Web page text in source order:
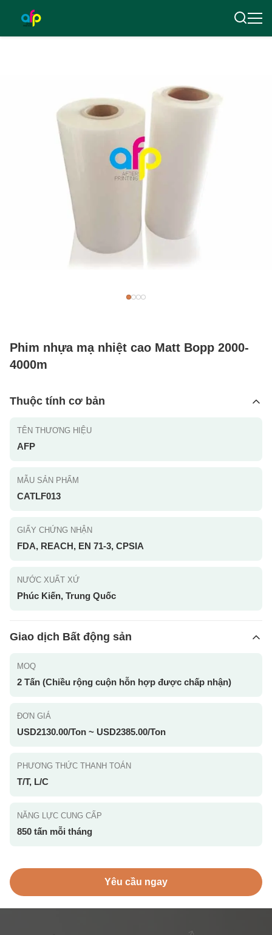
Phim nhựa mạ nhiệt cao Matt Bopp 2000-
4000m
Thuộc tính cơ bản
TÊN THƯƠNG HIỆU
AFP
MẪU SẢN PHẨM
CATLF013
GIẤY CHỨNG NHẬN
FDA, REACH, EN 71-3, CPSIA
NƯỚC XUẤT XỨ
Phúc Kiến, Trung Quốc
Giao dịch Bất động sản
MOQ
2 Tấn (Chiều rộng cuộn hỗn hợp được chấp nhận)
ĐƠN GIÁ
USD2130.00/Ton ~ USD2385.00/Ton
PHƯƠNG THỨC THANH TOÁN
T/T, L/C
NĂNG LỰC CUNG CẤP
850 tấn mỗi tháng
Yêu cầu ngay